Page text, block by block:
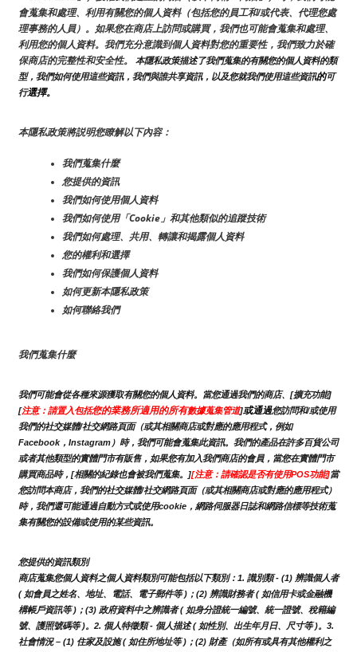
會蒐集和處理、利用有關您的個人資料（包括您的員工和/或代表、代理您處
理事務的人員）。如果您在商店上訪問或購買，我們也可能會蒐集和處理、
利用您的個人資料。我們充分意識到個人資料對您的重要性，我們致力於確
保商店的完整性和安全性。
本隱私政策描述了我們蒐集的有關您的個人資料的類
型，我們如何使用這些資訊，我們與誰共享資訊，以及您就我們使用這些資訊的可
行選擇。
本隱私政策將説明您瞭解以下內容：
我們蒐集什麼
您提供的資訊
我們如何使用個人資料
我們如何使用「Cookie」和其他類似的追蹤技術
我們如何處理、共用、轉讓和揭露個人資料
您的權利和選擇
我們如何保護個人資料
如何更新本隱私政策
如何聯絡我們
我們蒐集什麼
我們可能會從各種來源獲取有關您的個人資料。當您通過我們的商店、[擴充功能]
[注意：請置入包括您的業務所適用的所有數據蒐集管道]或通過您訪問和/或使用
我們的社交媒體/社交網路頁面（或其相關商店或對應的應用程式，例如
Facebook，Instagram）時，我們可能會蒐集此資訊。我們的產品在許多百貨公司
或者其他類型的實體門市有販售，如果您有加入我們商店的會員，當您在實體門市
購買商品時，[相關的紀錄也會被我們蒐集。][注意：請確認是否有使用POS功能]當
您訪問本商店，我們的社交媒體/社交網路頁面（或其相關商店或對應的應用程式）
時，我們還可能通過自動方式或使用cookie，網路伺服器日誌和網路信標等技術蒐
集有關您的設備或使用的某些資訊。
您提供的資訊類別
商店蒐集您個人資料之個人資料類別可能包括以下類別：1. 識別類 - (1) 辨識個人者
( 如會員之姓名、地址、電話、電子郵件等 )；(2) 辨識財務者 ( 如信用卡或金融機
構帳戶資訊等 )；(3) 政府資料中之辨識者 ( 如身分證統一編號、統一證號、稅籍編
號、護照號碼等 )。2. 個人特徵類 - 個人描述 ( 如性別、出生年月日、尺寸等 )。3.
社會情況 – (1) 住家及設施 ( 如住所地址等 )；(2) 財產（如所有或具有其他權利之